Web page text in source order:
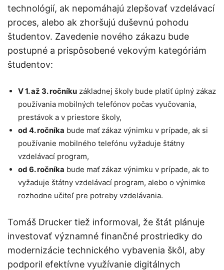
technológií, ak nepomáhajú zlepšovať vzdelávací
proces, alebo ak zhoršujú duševnú pohodu
študentov. Zavedenie nového zákazu bude
postupné a prispôsobené vekovým kategóriám
študentov:
V 1. až 3. ročníku základnej školy bude platiť úplný zákaz
používania mobilných telefónov počas vyučovania,
prestávok a v priestore školy,
od 4. ročníka bude mať zákaz výnimku v prípade, ak si
používanie mobilného telefónu vyžaduje štátny
vzdelávací program,
od 6. ročníka bude mať zákaz výnimku v prípade, ak to
vyžaduje štátny vzdelávací program, alebo o výnimke
rozhodne učiteľ pre potreby vzdelávania.
Tomáš Drucker tiež informoval, že štát plánuje
investovať významné finančné prostriedky do
modernizácie technického vybavenia škôl, aby
podporil efektívne využívanie digitálnych